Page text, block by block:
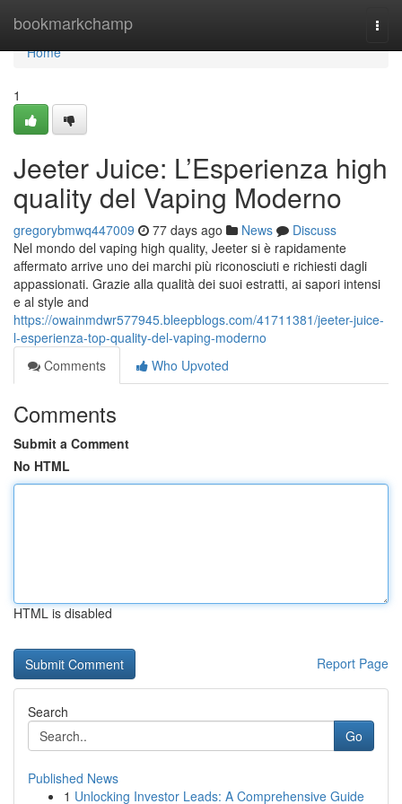
bookmarkchamp
Home
Home
1
Jeeter Juice: L’Esperienza high
quality del Vaping Moderno
gregorybmwq447009 77 days ago News
Discuss
Nel mondo del vaping high quality, Jeeter si è rapidamente
affermato arrive uno dei marchi più riconosciuti e richiesti dagli
appassionati. Grazie alla qualità dei suoi estratti, ai sapori intensi
e al style and
https://owainmdwr577945.bleepblogs.com/41711381/jeeter-juice-
l-esperienza-top-quality-del-vaping-moderno
Comments
Who Upvoted
Comments
Submit a Comment
No HTML
HTML is disabled
Report Page
Search
Go
Published News
1 Unlocking Investor Leads: A Comprehensive Guide